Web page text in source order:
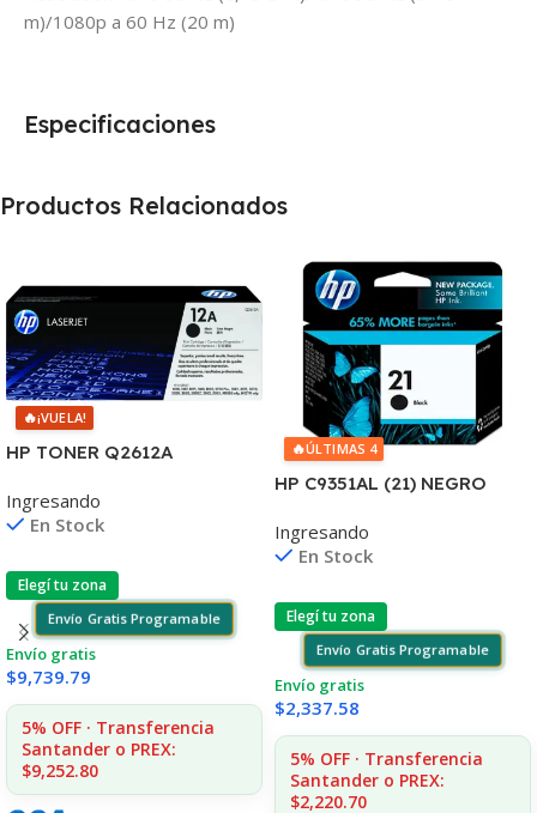
m)/1080p a 60 Hz (20 m)
Especificaciones
Productos Relacionados
🔥¡VUELA!
HP TONER Q2612A
3015/30/50 MFC1005/1319
Ingresando
En Stock
Elegí tu zona
Envío Gratis Programable
Envío gratis
$9,739.79
5% OFF · Transferencia
Santander o PREX:
$9,252.80
🔥ÚLTIMAS 4
HP C9351AL (21) NEGRO
/4355 7ML (D)
Ingresando
En Stock
Elegí tu zona
Envío Gratis Programable
Envío gratis
$2,337.58
5% OFF · Transferencia
Santander o PREX:
$2,220.70